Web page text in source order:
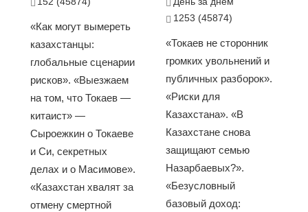
«Как могут вымереть
казахстанцы:
глобальные сценарии
рисков». «Выезжаем
на том, что Токаев —
китаист» —
Сыроежкин о Токаеве
и Си, секретных
делах и о Масимове».
«Казахстан хвалят за
отмену смертной
1253 (45874)
«Токаев не сторонник
громких увольнений и
публичных разборок».
«Риски для
Казахстана». «В
Казахстане снова
защищают семью
Назарбаевых?».
«Безусловный
базовый доход: